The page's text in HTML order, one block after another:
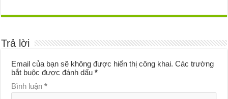
Trả lời
Email của bạn sẽ không được hiển thị công khai. Các trường
bắt buộc được đánh dấu*
Bình luận*